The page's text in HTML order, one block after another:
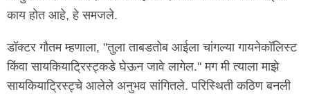
काय होत आहे, हे समजले.
डॉक्टर गौतम म्हणाला, "तुला ताबडतोब आईला चांगल्या गायनेकॉलिस्ट
किंवा सायकियाट्रिस्ट्कडे घेऊन जावे लागेल." मग मी त्याला माझे
सायकियाट्रिस्ट्चे आलेले अनुभव सांगितले. परिस्थिती कठिण बनली